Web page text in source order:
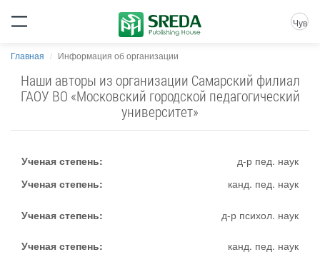
Чув
Главная Информация об организации
Наши авторы из организации Самарский филиал
ГАОУ ВО «Московский городской педагогический
университет»
Ученая степень:
д-р пед. наук
Ученая степень:
канд. пед. наук
Ученая степень: д-р психол. наук
Ученая степень:
канд. пед. наук